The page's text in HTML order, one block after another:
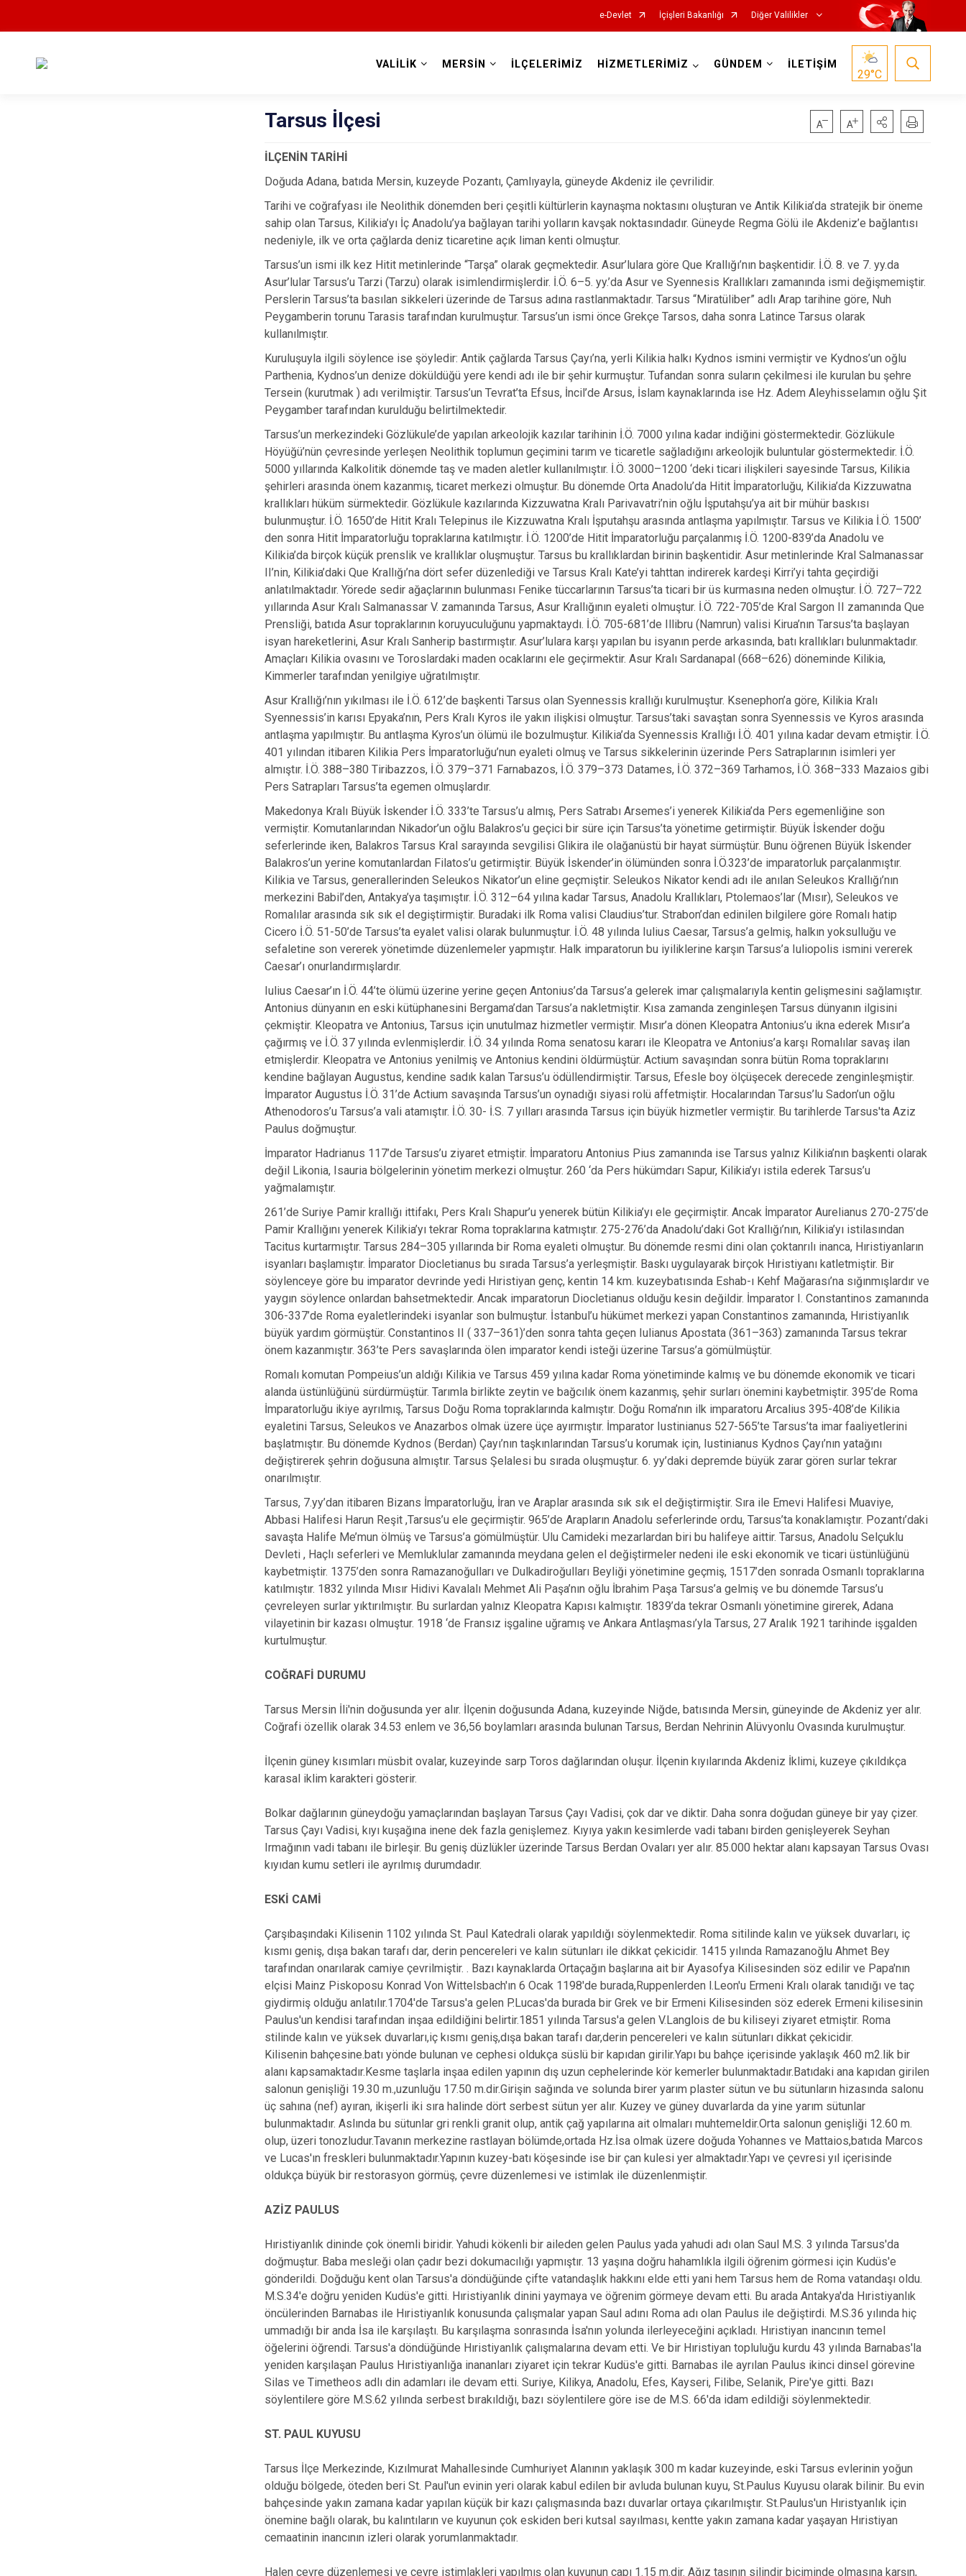
e-Devlet İçişleri Bakanlığı Diğer Valilikler
VALİLİK MERSİN İLÇELERİMİZ HİZMETLERİMİZ GÜNDEM İLETİŞİM
29°C
Tarsus İlçesi
İLÇENİN TARİHİ
Doğuda Adana, batıda Mersin, kuzeyde Pozantı, Çamlıyayla, güneyde Akdeniz ile çevrilidir.
Tarihi ve coğrafyası ile Neolithik dönemden beri çeşitli kültürlerin kaynaşma noktasını oluşturan ve Antik Kilikia’da stratejik bir öneme
sahip olan Tarsus, Kilikia’yı İç Anadolu’ya bağlayan tarihi yolların kavşak noktasındadır. Güneyde Regma Gölü ile Akdeniz’e bağlantısı
nedeniyle, ilk ve orta çağlarda deniz ticaretine açık liman kenti olmuştur.
Tarsus’un ismi ilk kez Hitit metinlerinde “Tarşa” olarak geçmektedir. Asur’lulara göre Que Krallığı’nın başkentidir. İ.Ö. 8. ve 7. yy.da
Asur’lular Tarsus’u Tarzi (Tarzu) olarak isimlendirmişlerdir. İ.Ö. 6–5. yy.’da Asur ve Syennesis Krallıkları zamanında ismi değişmemiştir.
Perslerin Tarsus’ta basılan sikkeleri üzerinde de Tarsus adına rastlanmaktadır. Tarsus “Miratüliber” adlı Arap tarihine göre, Nuh
Peygamberin torunu Tarasis tarafından kurulmuştur. Tarsus’un ismi önce Grekçe Tarsos, daha sonra Latince Tarsus olarak
kullanılmıştır.
Kuruluşuyla ilgili söylence ise şöyledir: Antik çağlarda Tarsus Çayı’na, yerli Kilikia halkı Kydnos ismini vermiştir ve Kydnos’un oğlu
Parthenia, Kydnos’un denize döküldüğü yere kendi adı ile bir şehir kurmuştur. Tufandan sonra suların çekilmesi ile kurulan bu şehre
Tersein (kurutmak ) adı verilmiştir. Tarsus’un Tevrat’ta Efsus, İncil’de Arsus, İslam kaynaklarında ise Hz. Adem Aleyhisselamın oğlu Şit
Peygamber tarafından kurulduğu belirtilmektedir.
Tarsus’un merkezindeki Gözlükule’de yapılan arkeolojik kazılar tarihinin İ.Ö. 7000 yılına kadar indiğini göstermektedir. Gözlükule
Höyüğü’nün çevresinde yerleşen Neolithik toplumun geçimini tarım ve ticaretle sağladığını arkeolojik buluntular göstermektedir. İ.Ö.
5000 yıllarında Kalkolitik dönemde taş ve maden aletler kullanılmıştır. İ.Ö. 3000–1200 ‘deki ticari ilişkileri sayesinde Tarsus, Kilikia
şehirleri arasında önem kazanmış, ticaret merkezi olmuştur. Bu dönemde Orta Anadolu’da Hitit İmparatorluğu, Kilikia’da Kizzuwatna
krallıkları hüküm sürmektedir. Gözlükule kazılarında Kizzuwatna Kralı Parivavatri’nin oğlu İşputahşu’ya ait bir mühür baskısı
bulunmuştur. İ.Ö. 1650’de Hitit Kralı Telepinus ile Kizzuwatna Kralı İşputahşu arasında antlaşma yapılmıştır. Tarsus ve Kilikia İ.Ö. 1500’
den sonra Hitit İmparatorluğu topraklarına katılmıştır. İ.Ö. 1200’de Hitit İmparatorluğu parçalanmış İ.Ö. 1200-839’da Anadolu ve
Kilikia’da birçok küçük prenslik ve krallıklar oluşmuştur. Tarsus bu krallıklardan birinin başkentidir. Asur metinlerinde Kral Salmanassar
II’nin, Kilikia’daki Que Krallığı’na dört sefer düzenlediği ve Tarsus Kralı Kate’yi tahttan indirerek kardeşi Kirri’yi tahta geçirdiği
anlatılmaktadır. Yörede sedir ağaçlarının bulunması Fenike tüccarlarının Tarsus’ta ticari bir üs kurmasına neden olmuştur. İ.Ö. 727–722
yıllarında Asur Kralı Salmanassar V. zamanında Tarsus, Asur Krallığının eyaleti olmuştur. İ.Ö. 722-705’de Kral Sargon II zamanında Que
Prensliği, batıda Asur topraklarının koruyuculuğunu yapmaktaydı. İ.Ö. 705-681’de Illibru (Namrun) valisi Kirua’nın Tarsus’ta başlayan
isyan hareketlerini, Asur Kralı Sanherip bastırmıştır. Asur’lulara karşı yapılan bu isyanın perde arkasında, batı krallıkları bulunmaktadır.
Amaçları Kilikia ovasını ve Toroslardaki maden ocaklarını ele geçirmektir. Asur Kralı Sardanapal (668–626) döneminde Kilikia,
Kimmerler tarafından yenilgiye uğratılmıştır.
Asur Krallığı’nın yıkılması ile İ.Ö. 612’de başkenti Tarsus olan Syennessis krallığı kurulmuştur. Ksenephon’a göre, Kilikia Kralı
Syennessis’in karısı Epyaka’nın, Pers Kralı Kyros ile yakın ilişkisi olmuştur. Tarsus’taki savaştan sonra Syennessis ve Kyros arasında
antlaşma yapılmıştır. Bu antlaşma Kyros’un ölümü ile bozulmuştur. Kilikia’da Syennessis Krallığı İ.Ö. 401 yılına kadar devam etmiştir. İ.Ö.
401 yılından itibaren Kilikia Pers İmparatorluğu’nun eyaleti olmuş ve Tarsus sikkelerinin üzerinde Pers Satraplarının isimleri yer
almıştır. İ.Ö. 388–380 Tiribazzos, İ.Ö. 379–371 Farnabazos, İ.Ö. 379–373 Datames, İ.Ö. 372–369 Tarhamos, İ.Ö. 368–333 Mazaios gibi
Pers Satrapları Tarsus’ta egemen olmuşlardır.
Makedonya Kralı Büyük İskender İ.Ö. 333’te Tarsus’u almış, Pers Satrabı Arsemes’i yenerek Kilikia’da Pers egemenliğine son
vermiştir. Komutanlarından Nikador’un oğlu Balakros’u geçici bir süre için Tarsus’ta yönetime getirmiştir. Büyük İskender doğu
seferlerinde iken, Balakros Tarsus Kral sarayında sevgilisi Glikira ile olağanüstü bir hayat sürmüştür. Bunu öğrenen Büyük İskender
Balakros’un yerine komutanlardan Filatos’u getirmiştir. Büyük İskender’in ölümünden sonra İ.Ö.323’de imparatorluk parçalanmıştır.
Kilikia ve Tarsus, generallerinden Seleukos Nikator’un eline geçmiştir. Seleukos Nikator kendi adı ile anılan Seleukos Krallığı’nın
merkezini Babil’den, Antakya’ya taşımıştır. İ.Ö. 312–64 yılına kadar Tarsus, Anadolu Krallıkları, Ptolemaos’lar (Mısır), Seleukos ve
Romalılar arasında sık sık el degiştirmiştir. Buradaki ilk Roma valisi Claudius’tur. Strabon’dan edinilen bilgilere göre Romalı hatip
Cicero İ.Ö. 51-50’de Tarsus’ta eyalet valisi olarak bulunmuştur. İ.Ö. 48 yılında Iulius Caesar, Tarsus’a gelmiş, halkın yoksulluğu ve
sefaletine son vererek yönetimde düzenlemeler yapmıştır. Halk imparatorun bu iyiliklerine karşın Tarsus’a Iuliopolis ismini vererek
Caesar’ı onurlandırmışlardır.
Iulius Caesar’ın İ.Ö. 44’te ölümü üzerine yerine geçen Antonius’da Tarsus’a gelerek imar çalışmalarıyla kentin gelişmesini sağlamıştır.
Antonius dünyanın en eski kütüphanesini Bergama’dan Tarsus’a nakletmiştir. Kısa zamanda zenginleşen Tarsus dünyanın ilgisini
çekmiştir. Kleopatra ve Antonius, Tarsus için unutulmaz hizmetler vermiştir. Mısır’a dönen Kleopatra Antonius’u ikna ederek Mısır’a
çağırmış ve İ.Ö. 37 yılında evlenmişlerdir. İ.Ö. 34 yılında Roma senatosu kararı ile Kleopatra ve Antonius’a karşı Romalılar savaş ilan
etmişlerdir. Kleopatra ve Antonius yenilmiş ve Antonius kendini öldürmüştür. Actium savaşından sonra bütün Roma topraklarını
kendine bağlayan Augustus, kendine sadık kalan Tarsus’u ödüllendirmiştir. Tarsus, Efesle boy ölçüşecek derecede zenginleşmiştir.
İmparator Augustus İ.Ö. 31’de Actium savaşında Tarsus’un oynadığı siyasi rolü affetmiştir. Hocalarından Tarsus’lu Sadon’un oğlu
Athenodoros’u Tarsus’a vali atamıştır. İ.Ö. 30- İ.S. 7 yılları arasında Tarsus için büyük hizmetler vermiştir. Bu tarihlerde Tarsus'ta Aziz
Paulus doğmuştur.
İmparator Hadrianus 117’de Tarsus’u ziyaret etmiştir. İmparatoru Antonius Pius zamanında ise Tarsus yalnız Kilikia’nın başkenti olarak
değil Likonia, Isauria bölgelerinin yönetim merkezi olmuştur. 260 ‘da Pers hükümdarı Sapur, Kilikia’yı istila ederek Tarsus’u
yağmalamıştır.
261’de Suriye Pamir krallığı ittifakı, Pers Kralı Shapur’u yenerek bütün Kilikia’yı ele geçirmiştir. Ancak İmparator Aurelianus 270-275’de
Pamir Krallığını yenerek Kilikia’yı tekrar Roma topraklarına katmıştır. 275-276’da Anadolu’daki Got Krallığı’nın, Kilikia’yı istilasından
Tacitus kurtarmıştır. Tarsus 284–305 yıllarında bir Roma eyaleti olmuştur. Bu dönemde resmi dini olan çoktanrılı inanca, Hıristiyanların
isyanları başlamıştır. İmparator Diocletianus bu sırada Tarsus’a yerleşmiştir. Baskı uygulayarak birçok Hıristiyanı katletmiştir. Bir
söylenceye göre bu imparator devrinde yedi Hıristiyan genç, kentin 14 km. kuzeybatısında Eshab-ı Kehf Mağarası’na sığınmışlardır ve
yaygın söylence onlardan bahsetmektedir. Ancak imparatorun Diocletianus olduğu kesin değildir. İmparator I. Constantinos zamanında
306-337’de Roma eyaletlerindeki isyanlar son bulmuştur. İstanbul’u hükümet merkezi yapan Constantinos zamanında, Hıristiyanlık
büyük yardım görmüştür. Constantinos II ( 337–361)’den sonra tahta geçen Iulianus Apostata (361–363) zamanında Tarsus tekrar
önem kazanmıştır. 363’te Pers savaşlarında ölen imparator kendi isteği üzerine Tarsus’a gömülmüştür.
Romalı komutan Pompeius’un aldığı Kilikia ve Tarsus 459 yılına kadar Roma yönetiminde kalmış ve bu dönemde ekonomik ve ticari
alanda üstünlüğünü sürdürmüştür. Tarımla birlikte zeytin ve bağcılık önem kazanmış, şehir surları önemini kaybetmiştir. 395’de Roma
İmparatorluğu ikiye ayrılmış, Tarsus Doğu Roma topraklarında kalmıştır. Doğu Roma’nın ilk imparatoru Arcalius 395-408’de Kilikia
eyaletini Tarsus, Seleukos ve Anazarbos olmak üzere üçe ayırmıştır. İmparator Iustinianus 527-565’te Tarsus’ta imar faaliyetlerini
başlatmıştır. Bu dönemde Kydnos (Berdan) Çayı’nın taşkınlarından Tarsus’u korumak için, Iustinianus Kydnos Çayı’nın yatağını
değiştirerek şehrin doğusuna almıştır. Tarsus Şelalesi bu sırada oluşmuştur. 6. yy’daki depremde büyük zarar gören surlar tekrar
onarılmıştır.
Tarsus, 7.yy’dan itibaren Bizans İmparatorluğu, İran ve Araplar arasında sık sık el değiştirmiştir. Sıra ile Emevi Halifesi Muaviye,
Abbasi Halifesi Harun Reşit ,Tarsus’u ele geçirmiştir. 965’de Arapların Anadolu seferlerinde ordu, Tarsus’ta konaklamıştır. Pozantı’daki
savaşta Halife Me’mun ölmüş ve Tarsus’a gömülmüştür. Ulu Camideki mezarlardan biri bu halifeye aittir. Tarsus, Anadolu Selçuklu
Devleti , Haçlı seferleri ve Memluklular zamanında meydana gelen el değiştirmeler nedeni ile eski ekonomik ve ticari üstünlüğünü
kaybetmiştir. 1375’den sonra Ramazanoğulları ve Dulkadiroğulları Beyliği yönetimine geçmiş, 1517’den sonrada Osmanlı topraklarına
katılmıştır. 1832 yılında Mısır Hidivi Kavalalı Mehmet Ali Paşa’nın oğlu İbrahim Paşa Tarsus’a gelmiş ve bu dönemde Tarsus’u
çevreleyen surlar yıktırılmıştır. Bu surlardan yalnız Kleopatra Kapısı kalmıştır. 1839’da tekrar Osmanlı yönetimine girerek, Adana
vilayetinin bir kazası olmuştur. 1918 ‘de Fransız işgaline uğramış ve Ankara Antlaşması’yla Tarsus, 27 Aralık 1921 tarihinde işgalden
kurtulmuştur.
COĞRAFİ DURUMU
Tarsus Mersin İli'nin doğusunda yer alır. İlçenin doğusunda Adana, kuzeyinde Niğde, batısında Mersin, güneyinde de Akdeniz yer alır.
Coğrafi özellik olarak 34.53 enlem ve 36,56 boylamları arasında bulunan Tarsus, Berdan Nehrinin Alüvyonlu Ovasında kurulmuştur.
İlçenin güney kısımları müsbit ovalar, kuzeyinde sarp Toros dağlarından oluşur. İlçenin kıyılarında Akdeniz İklimi, kuzeye çıkıldıkça
karasal iklim karakteri gösterir.
Bolkar dağlarının güneydoğu yamaçlarından başlayan Tarsus Çayı Vadisi, çok dar ve diktir. Daha sonra doğudan güneye bir yay çizer.
Tarsus Çayı Vadisi, kıyı kuşağına inene dek fazla genişlemez. Kıyıya yakın kesimlerde vadi tabanı birden genişleyerek Seyhan
Irmağının vadi tabanı ile birleşir. Bu geniş düzlükler üzerinde Tarsus Berdan Ovaları yer alır. 85.000 hektar alanı kapsayan Tarsus Ovası
kıyıdan kumu setleri ile ayrılmış durumdadır.
ESKİ CAMİ
Çarşıbaşındaki Kilisenin 1102 yılında St. Paul Katedrali olarak yapıldığı söylenmektedir. Roma sitilinde kalın ve yüksek duvarları, iç
kısmı geniş, dışa bakan tarafı dar, derin pencereleri ve kalın sütunları ile dikkat çekicidir. 1415 yılında Ramazanoğlu Ahmet Bey
tarafından onarılarak camiye çevrilmiştir. . Bazı kaynaklarda Ortaçağın başlarına ait bir Ayasofya Kilisesinden söz edilir ve Papa'nın
elçisi Mainz Piskoposu Konrad Von Wittelsbach'ın 6 Ocak 1198'de burada,Ruppenlerden l.Leon'u Ermeni Kralı olarak tanıdığı ve taç
giydirmiş olduğu anlatılır.1704'de Tarsus'a gelen P.Lucas'da burada bir Grek ve bir Ermeni Kilisesinden söz ederek Ermeni kilisesinin
Paulus'un kendisi tarafından inşaa edildiğini belirtir.1851 yılında Tarsus'a gelen V.Langlois de bu kiliseyi ziyaret etmiştir. Roma
stilinde kalın ve yüksek duvarları,iç kısmı geniş,dışa bakan tarafı dar,derin pencereleri ve kalın sütunları dikkat çekicidir.
Kilisenin bahçesine.batı yönde bulunan ve cephesi oldukça süslü bir kapıdan girilir.Yapı bu bahçe içerisinde yaklaşık 460 m2.lik bir
alanı kapsamaktadır.Kesme taşlarla inşaa edilen yapının dış uzun cephelerinde kör kemerler bulunmaktadır.Batıdaki ana kapıdan girilen
salonun genişliği 19.30 m.,uzunluğu 17.50 m.dir.Girişin sağında ve solunda birer yarım plaster sütun ve bu sütunların hizasında salonu
üç sahına (nef) ayıran, ikişerli iki sıra halinde dört serbest sütun yer alır. Kuzey ve güney duvarlarda da yine yarım sütunlar
bulunmaktadır. Aslında bu sütunlar gri renkli granit olup, antik çağ yapılarına ait olmaları muhtemeldir.Orta salonun genişliği 12.60 m.
olup, üzeri tonozludur.Tavanın merkezine rastlayan bölümde,ortada Hz.İsa olmak üzere doğuda Yohannes ve Mattaios,batıda Marcos
ve Lucas'ın freskleri bulunmaktadır.Yapının kuzey-batı köşesinde ise bir çan kulesi yer almaktadır.Yapı ve çevresi yıl içerisinde
oldukça büyük bir restorasyon görmüş, çevre düzenlemesi ve istimlak ile düzenlenmiştir.
AZİZ PAULUS
Hıristiyanlık dininde çok önemli biridir. Yahudi kökenli bir aileden gelen Paulus yada yahudi adı olan Saul M.S. 3 yılında Tarsus'da
doğmuştur. Baba mesleği olan çadır bezi dokumacılığı yapmıştır. 13 yaşına doğru hahamlıkla ilgili öğrenim görmesi için Kudüs'e
gönderildi. Doğduğu kent olan Tarsus'a döndüğünde çifte vatandaşlık hakkını elde etti yani hem Tarsus hem de Roma vatandaşı oldu.
M.S.34'e doğru yeniden Kudüs'e gitti. Hıristiyanlık dinini yaymaya ve öğrenim görmeye devam etti. Bu arada Antakya'da Hıristiyanlık
öncülerinden Barnabas ile Hıristiyanlık konusunda çalışmalar yapan Saul adını Roma adı olan Paulus ile değiştirdi. M.S.36 yılında hiç
ummadığı bir anda İsa ile karşılaştı. Bu karşılaşma sonrasında İsa'nın yolunda ilerleyeceğini açıkladı. Hıristiyan inancının temel
öğelerini öğrendi. Tarsus'a döndüğünde Hıristiyanlık çalışmalarına devam etti. Ve bir Hıristiyan topluluğu kurdu 43 yılında Barnabas'la
yeniden karşılaşan Paulus Hıristiyanlığa inananları ziyaret için tekrar Kudüs'e gitti. Barnabas ile ayrılan Paulus ikinci dinsel görevine
Silas ve Timetheos adlı din adamları ile devam etti. Suriye, Kilikya, Anadolu, Efes, Kayseri, Filibe, Selanik, Pire'ye gitti. Bazı
söylentilere göre M.S.62 yılında serbest bırakıldığı, bazı söylentilere göre ise de M.S. 66'da idam edildiği söylenmektedir.
ST. PAUL KUYUSU
Tarsus İlçe Merkezinde, Kızılmurat Mahallesinde Cumhuriyet Alanının yaklaşık 300 m kadar kuzeyinde, eski Tarsus evlerinin yoğun
olduğu bölgede, öteden beri St. Paul'un evinin yeri olarak kabul edilen bir avluda bulunan kuyu, St.Paulus Kuyusu olarak bilinir. Bu evin
bahçesinde yakın zamana kadar yapılan küçük bir kazı çalışmasında bazı duvarlar ortaya çıkarılmıştır. St.Paulus'un Hıristyanlık için
önemine bağlı olarak, bu kalıntıların ve kuyunun çok eskiden beri kutsal sayılması, kentte yakın zamana kadar yaşayan Hıristiyan
cemaatinin inancının izleri olarak yorumlanmaktadır.
Halen çevre düzenlemesi ve çevre istimlakleri yapılmış olan kuyunun çapı 1.15 m.dir. Ağız taşının silindir biçiminde olmasına karşın,